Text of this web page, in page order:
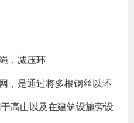
，减压环
，是通过将多根钢丝以环
高山以及在建筑设施旁设